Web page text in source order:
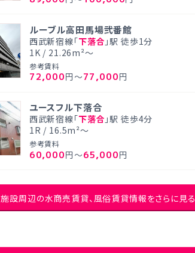
ルーブル高田馬場弐番館
西武新宿線「下落合 」駅 徒歩1分
1K / 21.26m²～
参考賃料
72,000円～77,000円
ユースフル下落合
西武新宿線「下落合 」駅 徒歩4分
1R / 16.5m²～
参考賃料
60,000円～65,000円
施設周辺の水商売賃貸、風俗賃貸情報をさらに見る